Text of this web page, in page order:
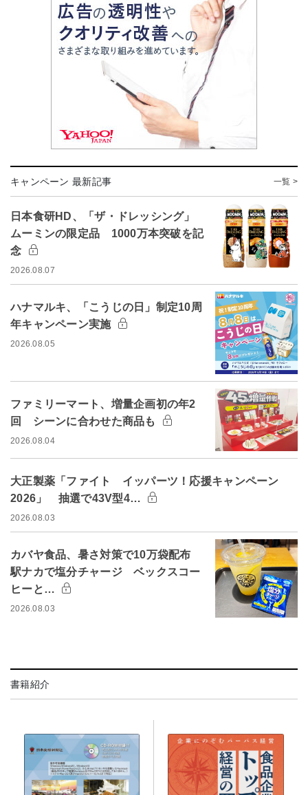
キャンペーン 最新記事 一覧 >
日本食研HD、「ザ・ドレッシング」
ムーミンの限定品 1000万本突破を記
念
2026.08.07
ハナマルキ、「こうじの日」制定10周
年キャンペーン実施
2026.08.05
ファミリーマート、増量企画初の年2
回 シーンに合わせた商品も
2026.08.04
大正製薬「ファイト イッパーツ！応援キャンペーン
2026」 抽選で43V型4…
2026.08.03
カバヤ食品、暑さ対策で10万袋配布
駅ナカで塩分チャージ ベックスコー
ヒーと…
2026.08.03
書籍紹介